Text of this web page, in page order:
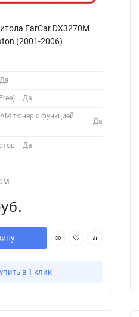
FarCar DX3270M
(2001-2006)
Да
Да
тюнер с функцией
Да
Да
в 1 клик